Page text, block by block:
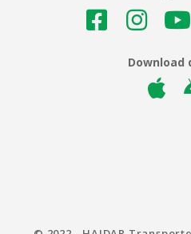
Download